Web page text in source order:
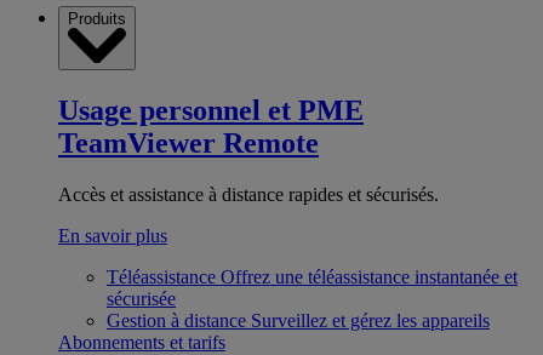
Produits
Usage personnel et PME
TeamViewer Remote
Accès et assistance à distance rapides et sécurisés.
En savoir plus
Téléassistance Offrez une téléassistance instantanée et
sécurisée
Gestion à distance Surveillez et gérez les appareils
Abonnements et tarifs